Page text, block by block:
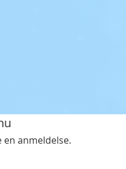
anmeldelse.